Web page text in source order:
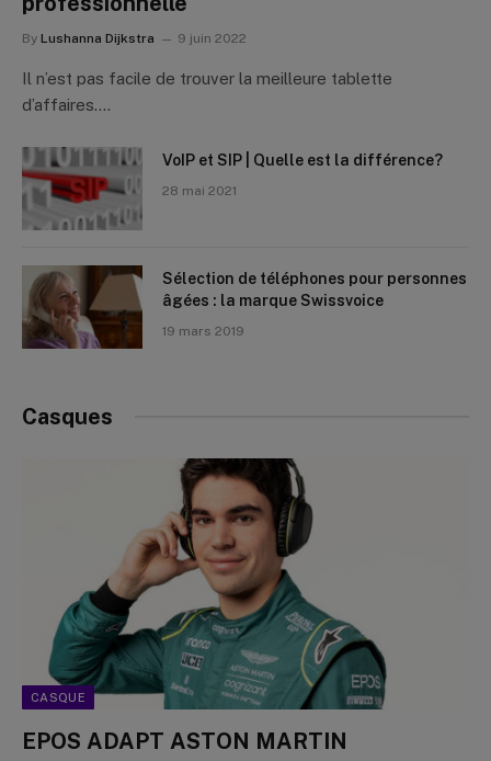
By Lushanna Dijkstra 9 juin 2022
Il n’est pas facile de trouver la meilleure tablette
d’affaires.…
VoIP et SIP | Quelle est la différence?
28 mai 2021
Sélection de téléphones pour personnes
âgées : la marque Swissvoice
19 mars 2019
Casques
CASQUE
EPOS ADAPT ASTON MARTIN